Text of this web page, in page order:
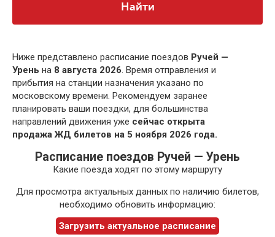
Найти
Ниже представлено расписание поездов Ручей —
Урень на 8 августа 2026. Время отправления и
прибытия на станции назначения указано по
московскому времени. Рекомендуем заранее
планировать ваши поездки, для большинства
направлений движения уже сейчас открыта
продажа ЖД билетов на 5 ноября 2026 года.
Расписание поездов Ручей — Урень
Какие поезда ходят по этому маршруту
Для просмотра актуальных данных по наличию билетов,
необходимо обновить информацию:
Загрузить актуальное расписание